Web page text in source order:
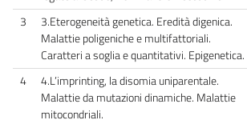
3
3.Eterogeneità genetica. Eredità digenica.
Malattie poligeniche e multifattoriali.
Caratteri a soglia e quantitativi. Epigenetica.
4
4.L’imprinting, la disomia uniparentale.
Malattie da mutazioni dinamiche. Malattie
mitocondriali.